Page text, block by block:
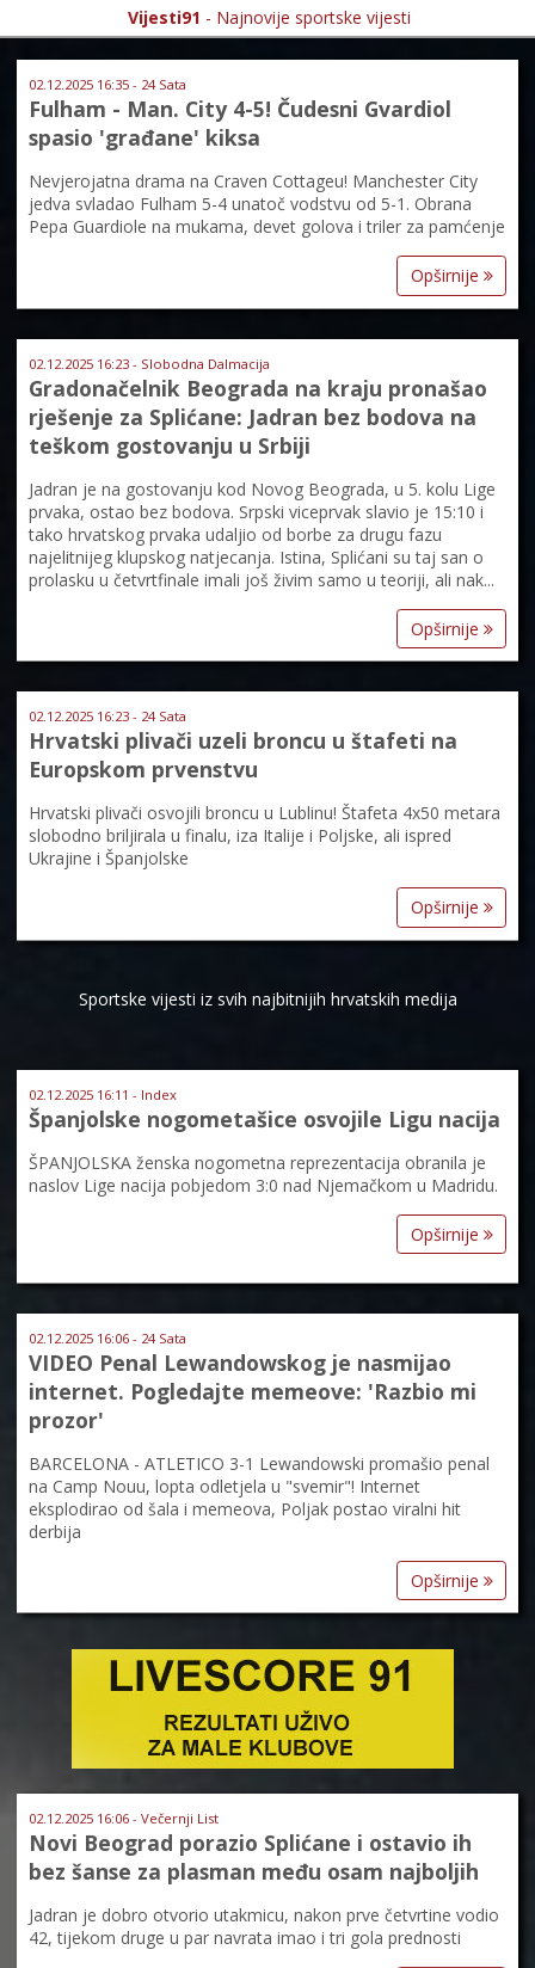
Vijesti91 - Najnovije sportske vijesti
02.12.2025 16:35 - 24 Sata
Fulham - Man. City 4-5! Čudesni Gvardiol
spasio 'građane' kiksa
Nevjerojatna drama na Craven Cottageu! Manchester City
jedva svladao Fulham 5-4 unatoč vodstvu od 5-1. Obrana
Pepa Guardiole na mukama, devet golova i triler za pamćenje
Opširnije
02.12.2025 16:23 - Slobodna Dalmacija
Gradonačelnik Beograda na kraju pronašao
rješenje za Splićane: Jadran bez bodova na
teškom gostovanju u Srbiji
Jadran je na gostovanju kod Novog Beograda, u 5. kolu Lige
prvaka, ostao bez bodova. Srpski viceprvak slavio je 15:10 i
tako hrvatskog prvaka udaljio od borbe za drugu fazu
najelitnijeg klupskog natjecanja. Istina, Splićani su taj san o
prolasku u četvrtfinale imali još živim samo u teoriji, ali nak...
Opširnije
02.12.2025 16:23 - 24 Sata
Hrvatski plivači uzeli broncu u štafeti na
Europskom prvenstvu
Hrvatski plivači osvojili broncu u Lublinu! Štafeta 4x50 metara
slobodno briljirala u finalu, iza Italije i Poljske, ali ispred
Ukrajine i Španjolske
Opširnije
Sportske vijesti iz svih najbitnijih hrvatskih medija
02.12.2025 16:11 - Index
Španjolske nogometašice osvojile Ligu nacija
ŠPANJOLSKA ženska nogometna reprezentacija obranila je
naslov Lige nacija pobjedom 3:0 nad Njemačkom u Madridu.
Opširnije
02.12.2025 16:06 - 24 Sata
VIDEO Penal Lewandowskog je nasmijao
internet. Pogledajte memeove: 'Razbio mi
prozor'
BARCELONA - ATLETICO 3-1 Lewandowski promašio penal
na Camp Nouu, lopta odletjela u "svemir"! Internet
eksplodirao od šala i memeova, Poljak postao viralni hit
derbija
Opširnije
02.12.2025 16:06 - Večernji List
Novi Beograd porazio Splićane i ostavio ih
bez šanse za plasman među osam najboljih
Jadran je dobro otvorio utakmicu, nakon prve četvrtine vodio
42, tijekom druge u par navrata imao i tri gola prednosti